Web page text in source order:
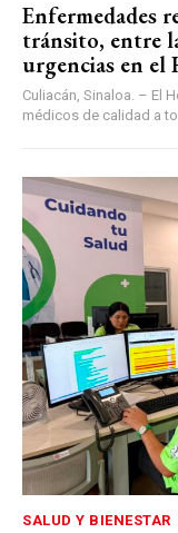
Enfermedades
tránsito, entre
urgencias en el
Culiacán, Sinaloa. – El
médicos de calidad a
SALUD Y BIENESTAR